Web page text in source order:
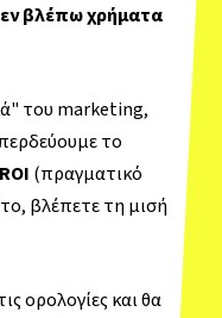
βλέπω χρήματα
του marketing,
το
ROI (πραγματικό
βλέπετε τη μισή
ορολογίες και θα